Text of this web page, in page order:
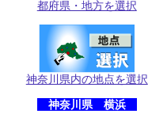
都府県・地方を選択
神奈川県内の地点を選択
神奈川県 横浜